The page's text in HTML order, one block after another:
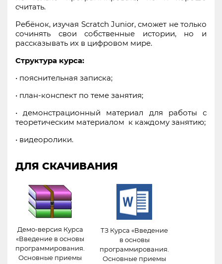
считать.
Ребёнок, изучая Scratch Junior, сможет не только
сочинять свои собственные истории, но и
рассказывать их в цифровом мире.
Структура курса:
• пояснительная записка;
• план-конспект по теме занятия;
• демонстрационный материал для работы с
теоретическим материалом к каждому занятию;
• видеоролики.
ДЛЯ СКАЧИВАНИЯ
Демо-версия Курса
«Введение в основы
программирования.
Основные приемы
ТЗ Курса «Введение
в основы
программирования.
Основные приемы